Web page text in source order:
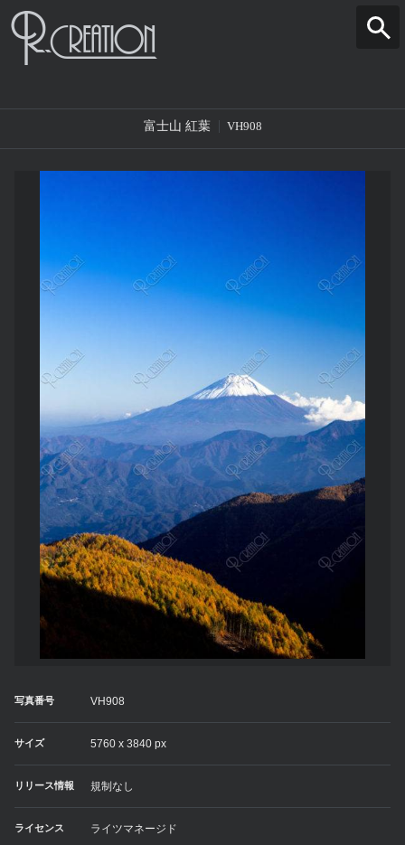
富士山 紅葉 VH908
写真番号 VH908
サイズ 5760 x 3840 px
リリース情報 規制なし
ライセンス ライツマネージド